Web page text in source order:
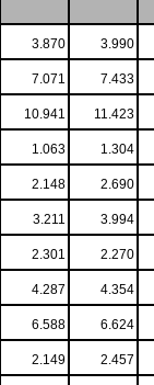
3.870 3.990
7.071 7.433
10.941 11.423
1.063 1.304
2.148 2.690
3.211 3.994
2.301 2.270
4.287 4.354
6.588 6.624
2.149 2.457